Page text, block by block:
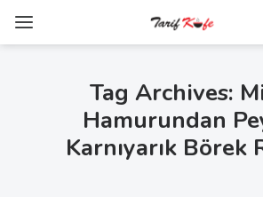
Tag Archives:
Hamurundan
Karnıyarık Börek